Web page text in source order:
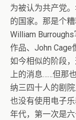
为被认为共产党
的国家。那是个
William
作品、John Cage
如今相似的阶段
上的消息……但那
纳三四十人的剧
也没有使用电子
年代，第一次是